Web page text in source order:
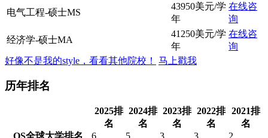
电气工程-硕士MS
43950美元/学
年
在线咨
询
经济学-硕士MA
41250美元/学
年
在线咨
询
好像不是我的style，看看其他院校！
马上戳我
历年排名
2025排
名
2024排
名
2023排
名
2022排
名
2021排
名